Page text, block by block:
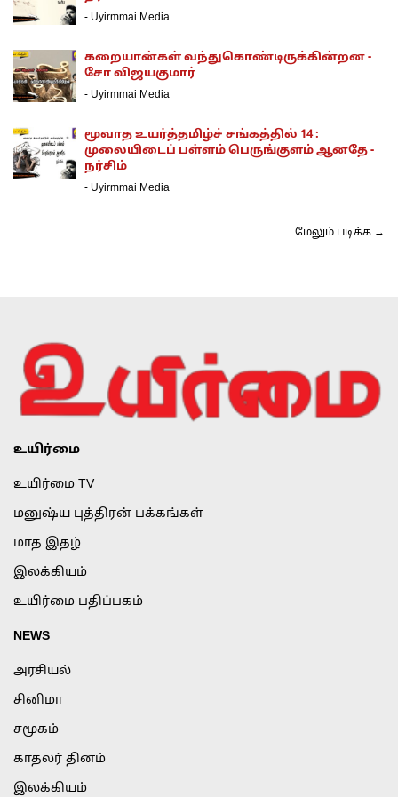
- Uyirmmai Media
கறையான்கள் வந்துகொண்டிருக்கின்றன -
சோ விஜயகுமார்
- Uyirmmai Media
மூவாத உயர்த்தமிழ்ச் சங்கத்தில் 14 :
முலையிடைப் பள்ளம் பெருங்குளம் ஆனதே -
நர்சிம்
- Uyirmmai Media
மேலும் படிக்க →
உயிர்மை
உயிர்மை TV
மனுஷ்ய புத்திரன் பக்கங்கள்
மாத இதழ்
இலக்கியம்
உயிர்மை பதிப்பகம்
NEWS
அரசியல்
சினிமா
சமூகம்
காதலர் தினம்
இலக்கியம்